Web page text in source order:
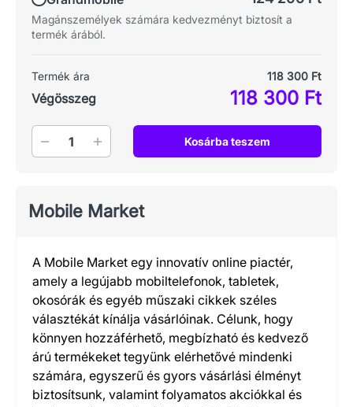
Magánszemélyek számára kedvezményt biztosít a
termék árából.
Termék ára 118 300 Ft
Végösszeg 118 300 Ft
Mennyiség Kosárba teszem
Mobile Market
A Mobile Market egy innovatív online piactér,
amely a legújabb mobiltelefonok, tabletek,
okosórák és egyéb műszaki cikkek széles
választékát kínálja vásárlóinak. Célunk, hogy
könnyen hozzáférhető, megbízható és kedvező
árú termékeket tegyünk elérhetővé mindenki
számára, egyszerű és gyors vásárlási élményt
biztosítsunk, valamint folyamatos akciókkal és